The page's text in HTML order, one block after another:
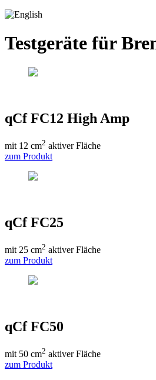
Testgeräte für
qCf FC12 High Amp
mit 12 cm2 aktiver Fläche
zum Produkt
qCf FC25
mit 25 cm2 aktiver Fläche
zum Produkt
qCf FC50
mit 50 cm2 aktiver Fläche
zum Produkt